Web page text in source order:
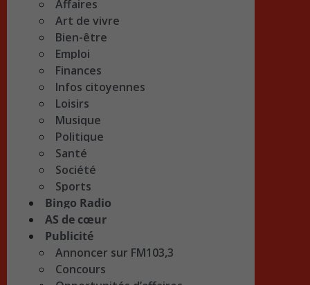
Affaires
Art de vivre
Bien-être
Emploi
Finances
Infos citoyennes
Loisirs
Musique
Politique
Santé
Société
Sports
Bingo Radio
AS de cœur
Publicité
Annoncer sur FM103,3
Concours